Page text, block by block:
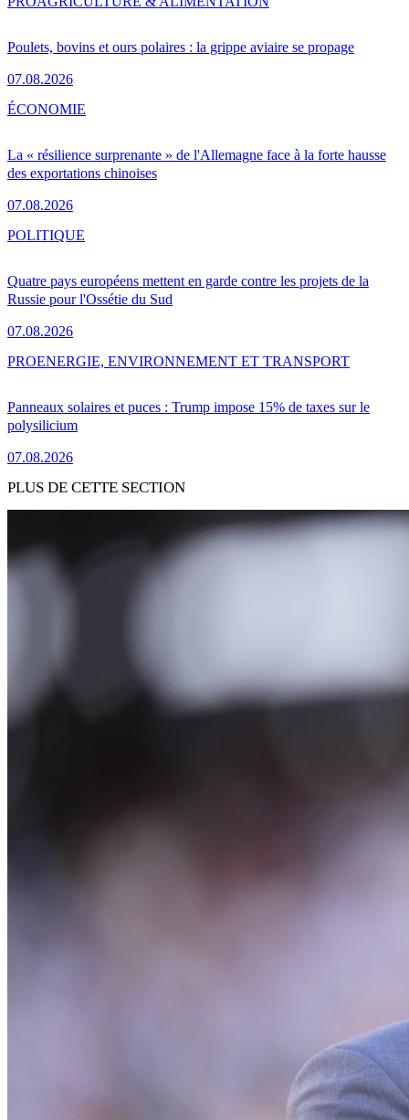
Poulets, bovins et ours polaires : la grippe aviaire se propage
07.08.2026
La « résilience surprenante » de l'Allemagne face à la forte hausse
des exportations chinoises
07.08.2026
ÉCONOMIE
Quatre pays européens mettent en garde contre les projets de la
Russie pour l'Ossétie du Sud
07.08.2026
POLITIQUE
Panneaux solaires et puces : Trump impose 15% de taxes sur le
polysilicium
07.08.2026
PROENERGIE, ENVIRONNEMENT ET TRANSPORT
PLUS DE CETTE SECTION